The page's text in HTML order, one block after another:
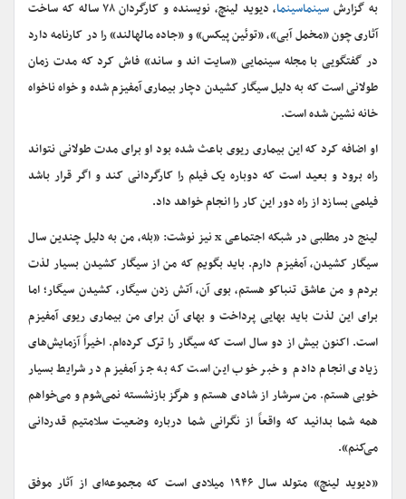
به گزارش سینماسینما
، دیوید لینچ، نویسنده و کارگردان ۷۸ ساله که ساخت
آثاری چون «مخمل آبی»، «توئین پیکس» و «جاده مالهالند» را در کارنامه دارد
در گفتگویی با مجله سینمایی «سایت اند و ساند» فاش کرد که مدت زمان
طولانی است که به دلیل سیگار کشیدن دچار بیماری آمفیزم شده و خواه ناخواه
خانه نشین شده است.
او اضافه کرد که این بیماری ریوی باعث شده بود او برای مدت طولانی نتواند
راه برود و بعید است که دوباره یک فیلم را کارگردانی کند و اگر قرار باشد
فیلمی بسازد از راه دور این کار را انجام خواهد داد.
لینج در مطلبی در شبکه اجتماعی x نیز نوشت: «بله، من به دلیل چندین سال
سیگار کشیدن، آمفیزم دارم. باید بگویم که من از سیگار کشیدن بسیار لذت
بردم و من عاشق تنباکو هستم، بوی آن، آتش زدن سیگار، کشیدن سیگار؛ اما
برای این لذت باید بهایی پرداخت و بهای آن برای من بیماری ریوی آمفیزم
است. اکنون بیش از دو سال است که سیگار را ترک کرده‌ام. اخیراً آزمایش‌های
زیادی انجام دادم و خبر خوب این است که به جز آمفیزم در شرایط بسیار
خوبی هستم. من سرشار از شادی هستم و هرگز بازنشسته نمی‌شوم و می‌خواهم
همه شما بدانید که واقعاً از نگرانی شما درباره وضعیت سلامتیم قدردانی
می‌کنم».
«دیوید لینچ» متولد سال ۱۹۴۶ میلادی است که مجموعه‌ای از آثار موفق